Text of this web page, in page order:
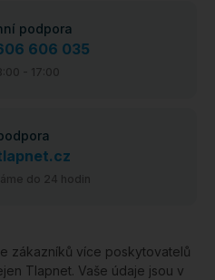
podpora
606 035
- 17:00
do 24 hodin
zákazníků více poskytovatelů
Tlapnet. Vaše údaje jsou v